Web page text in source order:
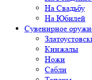
На Свадьбу
На Юбилей
Сувенирное
Кинжалы
Ножи
Сабли